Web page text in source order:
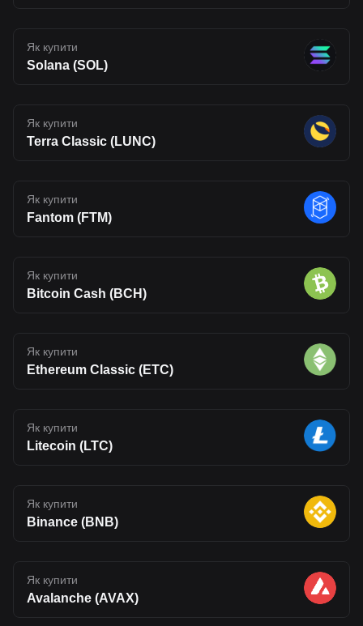
Як купити
Solana (SOL)
Як купити
Terra Classic (LUNC)
Як купити
Fantom (FTM)
Як купити
Bitcoin Cash (BCH)
Як купити
Ethereum Classic (ETC)
Як купити
Litecoin (LTC)
Як купити
Binance (BNB)
Як купити
Avalanche (AVAX)